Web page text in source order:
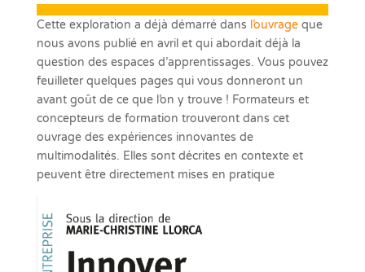
Cette exploration a déjà démarré dans l’ouvrageque
nous avons publié en avril et qui abordait déjà la
question des espaces d’apprentissages. Vous pouvez
feuilleter quelques pages qui vous donneront un
avant goût de ce que l’on y trouve ! Formateurs et
concepteurs de formation trouveront dans cet
ouvrage des expériences innovantes de
multimodalités. Elles sont décrites en contexte et
peuvent être directement mises en pratique